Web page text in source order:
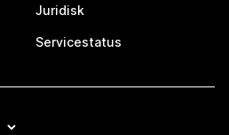
Juridisk
Servicestatus